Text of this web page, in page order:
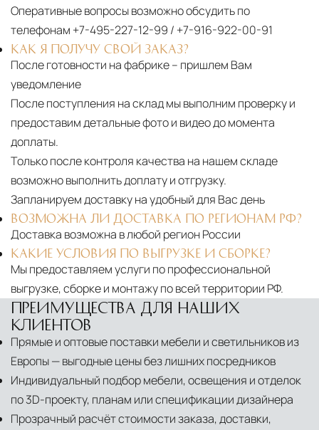
Оперативные вопросы возможно обсудить по
телефонам +7-495-227-12-99 / +7-916-922-00-91
КАК Я ПОЛУЧУ СВОЙ ЗАКАЗ?
После готовности на фабрике – пришлем Вам
уведомление
После поступления на склад мы выполним проверку и
предоставим детальные фото и видео до момента
доплаты.
Только после контроля качества на нашем складе
возможно выполнить доплату и отгрузку.
Запланируем доставку на удобный для Вас день
ВОЗМОЖНА ЛИ ДОСТАВКА ПО РЕГИОНАМ РФ?
Доставка возможна в любой регион России
КАКИЕ УСЛОВИЯ ПО ВЫГРУЗКЕ И СБОРКЕ?
Мы предоставляем услуги по профессиональной
выгрузке, сборке и монтажу по всей территории РФ.
ПРЕИМУЩЕСТВА ДЛЯ НАШИХ
КЛИЕНТОВ
Прямые и оптовые поставки мебели и светильников из
Европы — выгодные цены без лишних посредников
Индивидуальный подбор мебели, освещения и отделок
по 3D-проекту, планам или спецификации дизайнера
Прозрачный расчёт стоимости заказа, доставки,